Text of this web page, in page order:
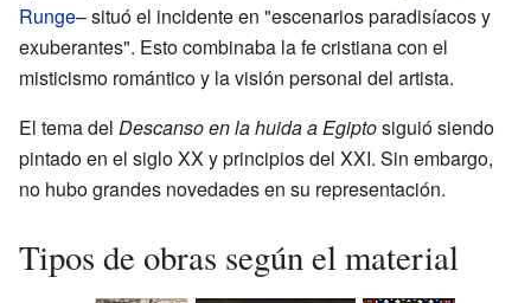
Runge– situó el incidente en "escenarios paradisíacos y
exuberantes". Esto combinaba la fe cristiana con el
misticismo romántico y la visión personal del artista.
El tema del Descanso en la huida a Egiptosiguió siendo
pintado en el siglo XX y principios del XXI. Sin embargo,
no hubo grandes novedades en su representación.
Tipos de obras según el material